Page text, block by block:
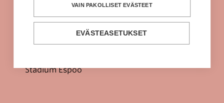
Fuku Supreme Espoo
H&M Espoo
Stadium Espoo
VAIN PAKOLLISET EVÄSTEET
EVÄSTEASETUKSET